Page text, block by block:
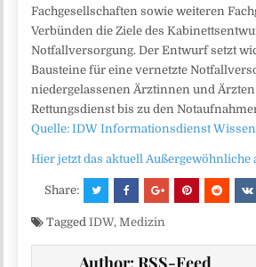
Fachgesellschaften sowie weiteren
Verbünden die Ziele des
Notfallversorgung. Der Entwurf setzt
Bausteine für eine vernetzte
niedergelassenen Ärztinnen und
Rettungsdienst bis zu den
Quelle: IDW Informationsdienst
Hier jetzt das aktuell Außergewöhnliche
Share:
TaggedIDW,Medizin